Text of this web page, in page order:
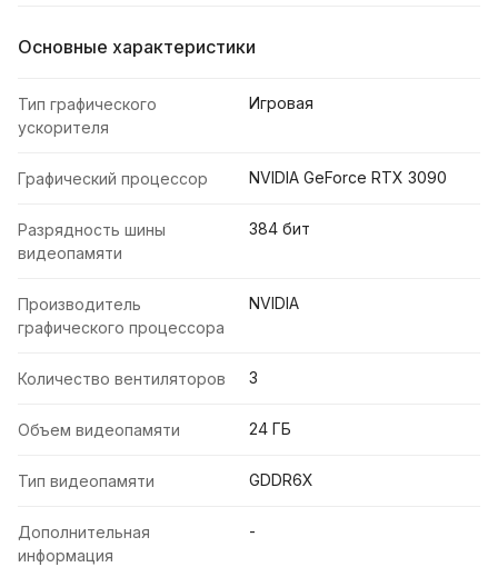
Основные характеристики
Тип графического
ускорителя
Игровая
Графический процессор NVIDIA GeForce RTX 3090
Разрядность шины
видеопамяти
384 бит
Производитель
графического процессора
NVIDIA
Количество вентиляторов 3
Объем видеопамяти 24 ГБ
Тип видеопамяти GDDR6X
Дополнительная
информация
-